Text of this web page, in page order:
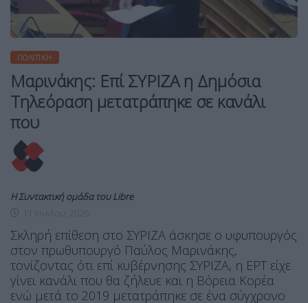
ΠΟΛΙΤΙΚΉ
Μαρινάκης: Επί ΣΥΡΙΖΑ η Δημόσια
Τηλεόραση μετατράπηκε σε κανάλι
που
Η Συντακτική ομάδα του Libre
Σκληρή επίθεση στο ΣΥΡΙΖΑ άσκησε ο υφυπουργός
στον πρωθυπουργό Παύλος Μαρινάκης,
τονίζοντας ότι επί κυβέρνησης ΣΥΡΙΖΑ, η ΕΡΤ είχε
γίνει κανάλι που θα ζήλευε και η Βόρεια Κορέα
ενώ μετά το 2019 μετατράπηκε σε ένα σύγχρονο